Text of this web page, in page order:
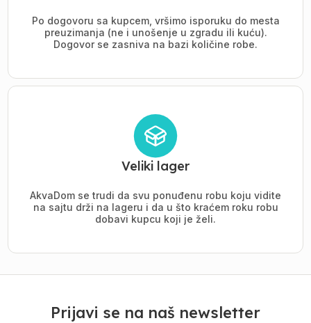
Po dogovoru sa kupcem, vršimo isporuku do mesta
preuzimanja (ne i unošenje u zgradu ili kuću).
Dogovor se zasniva na bazi količine robe.
Veliki lager
AkvaDom se trudi da svu ponuđenu robu koju vidite
na sajtu drži na lageru i da u što kraćem roku robu
dobavi kupcu koji je želi.
Prijavi se na naš newsletter